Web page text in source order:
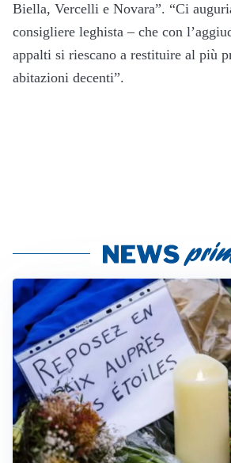
Biella, Vercelli e Novara”. “Ci
consigliere leghista – che con
appalti si riescano a restituire al più
abitazioni decenti”.